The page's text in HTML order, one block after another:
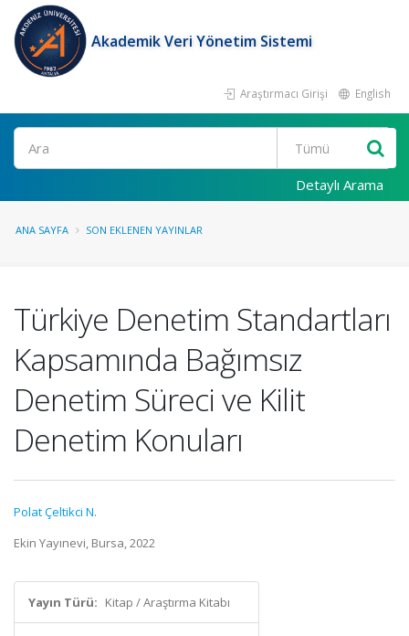
Akademik Veri Yönetim Sistemi
Araştırmacı Girişi English
Ara
Detaylı Arama
ANA SAYFA SON EKLENEN YAYINLAR
Türkiye Denetim Standartları
Kapsamında Bağımsız
Denetim Süreci ve Kilit
Denetim Konuları
Polat Çeltikci N.
Ekin Yayınevi, Bursa, 2022
Yayın Türü: Kitap / Araştırma Kitabı